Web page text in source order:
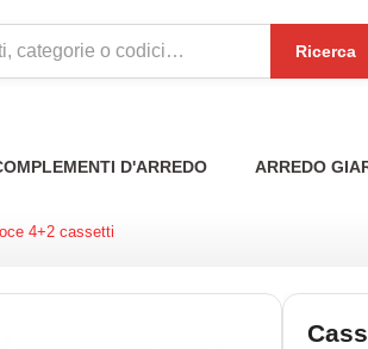
Ricerca
D'ARREDO ARREDO
4+2 cassetti